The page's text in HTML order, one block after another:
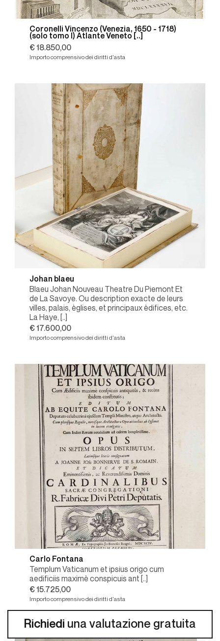
Richiedi una valutazione gratuita
Coronelli Vincenzo (Venezia, 1650 - 1718)
(solo tomo I) Atlante Veneto [..]
€ 18.850,00
Importo comprensivo dei diritti d'asta
Johan blaeu
Blaeu Johan Nouveau Theatre Du Piemont Et
de La Savoye. Ou description exacte de leurs
villes, palais, èglises, et principaux èdifices, etc.
La Haye, [..]
€ 17.600,00
Importo comprensivo dei diritti d'asta
Carlo Fontana
Templum Vaticanum et ipsius origo cum
aedificiis maximè conspicuis ant [..]
€ 15.725,00
Importo comprensivo dei diritti d'asta